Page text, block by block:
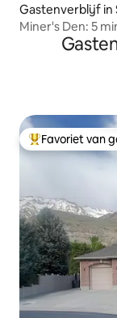
Gastenverblijf in
Miner's Den: 5
Topfavoriet van
Favoriet van